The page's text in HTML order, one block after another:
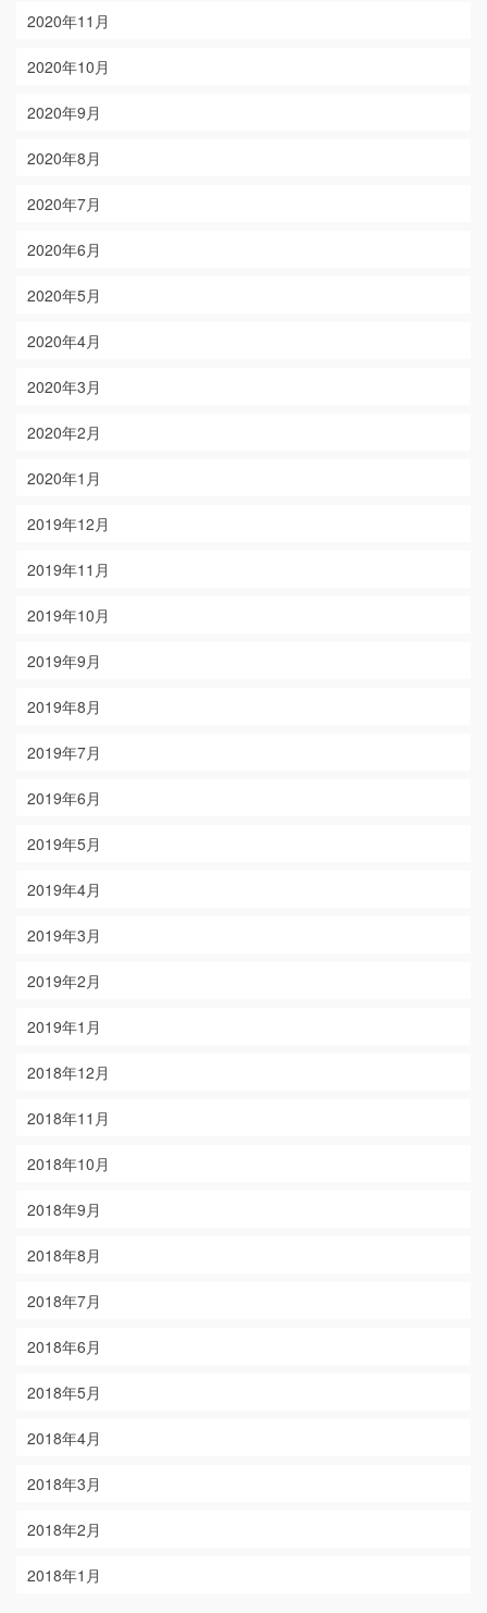
2020年11月
2020年10月
2020年9月
2020年8月
2020年7月
2020年6月
2020年5月
2020年4月
2020年3月
2020年2月
2020年1月
2019年12月
2019年11月
2019年10月
2019年9月
2019年8月
2019年7月
2019年6月
2019年5月
2019年4月
2019年3月
2019年2月
2019年1月
2018年12月
2018年11月
2018年10月
2018年9月
2018年8月
2018年7月
2018年6月
2018年5月
2018年4月
2018年3月
2018年2月
2018年1月